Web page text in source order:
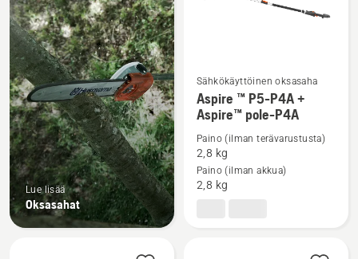
Lue lisää
Oksasahat
Katso
lisätietoja
tuotteesta
Aspire
P5-
Sähkökäyttöinen oksasaha​
Aspire ™ P5-P4A +
Aspire™ pole-P4A
Paino (ilman terävarustusta)
2,8 kg
Paino (ilman akkua)
2,8 kg